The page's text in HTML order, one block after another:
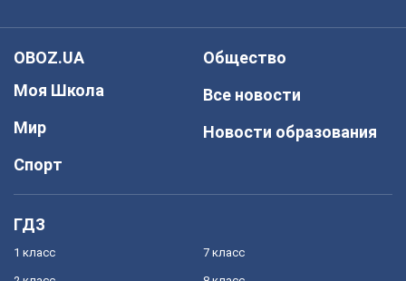
OBOZ.UA
Моя Школа
Мир
Спорт
Общество
Все новости
Новости образования
ГДЗ
1 класс 7 класс